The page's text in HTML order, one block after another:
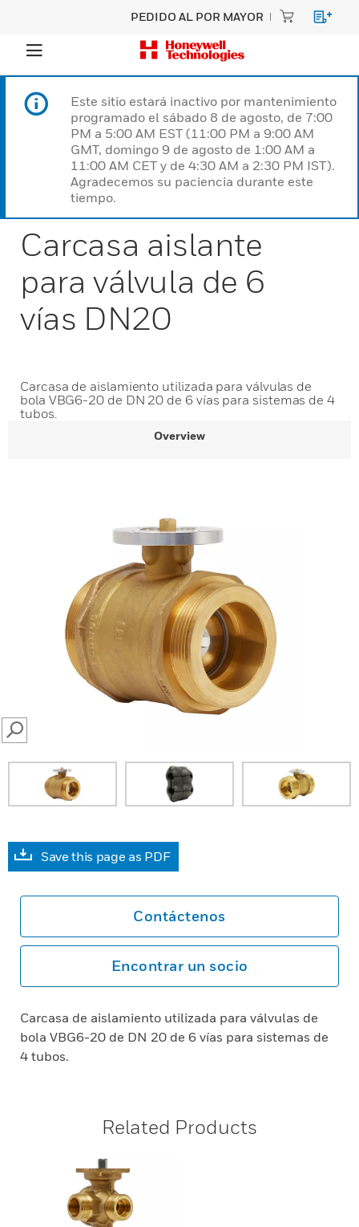
PEDIDO AL POR MAYOR
Este sitio estará inactivo por mantenimiento
programado el sábado 8 de agosto, de 7:00
PM a 5:00 AM EST (11:00 PM a 9:00 AM
GMT, domingo 9 de agosto de 1:00 AM a
11:00 AM CET y de 4:30 AM a 2:30 PM IST).
Agradecemos su paciencia durante este
tiempo.
Carcasa aislante
para válvula de 6
vías DN20
Carcasa de aislamiento utilizada para válvulas de
bola VBG6-20 de DN 20 de 6 vías para sistemas de 4
tubos.
Overview
SEARCH
Save this page as PDF
Contáctenos
Encontrar un socio
Carcasa de aislamiento utilizada para válvulas de
bola VBG6-20 de DN 20 de 6 vías para sistemas de
4 tubos.
Related Products